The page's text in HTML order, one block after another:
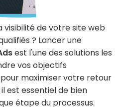
visibilité de votre site web
? Lancer une
est l'une des solutions les
vos objectifs
maximiser votre retour
est essentiel de bien
étape du processus.